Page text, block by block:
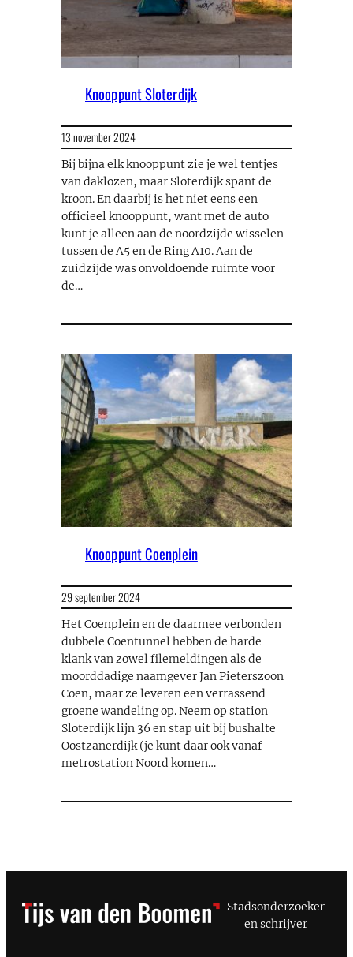
Knooppunt Sloterdijk
13 november 2024
Bij bijna elk knooppunt zie je wel tentjes
van daklozen, maar Sloterdijk spant de
kroon. En daarbij is het niet eens een
officieel knooppunt, want met de auto
kunt je alleen aan de noordzijde wisselen
tussen de A5 en de Ring A10. Aan de
zuidzijde was onvoldoende ruimte voor
de…
Knooppunt Coenplein
29 september 2024
Het Coenplein en de daarmee verbonden
dubbele Coentunnel hebben de harde
klank van zowel filemeldingen als de
moorddadige naamgever Jan Pieterszoon
Coen, maar ze leveren een verrassend
groene wandeling op. Neem op station
Sloterdijk lijn 36 en stap uit bij bushalte
Oostzanerdijk (je kunt daar ook vanaf
metrostation Noord komen…
Stadsonderzoeker
en schrijver